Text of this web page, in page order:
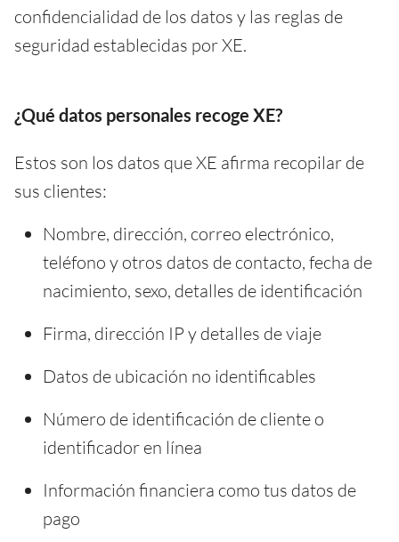
confidencialidad de los datos y las reglas de
seguridad establecidas por XE.
¿Qué datos personales recoge XE?
Estos son los datos que XE afirma recopilar de
sus clientes:
Nombre, dirección, correo electrónico,
teléfono y otros datos de contacto, fecha de
nacimiento, sexo, detalles de identificación
Firma, dirección IP y detalles de viaje
Datos de ubicación no identificables
Número de identificación de cliente o
identificador en línea
Información financiera como tus datos de
pago